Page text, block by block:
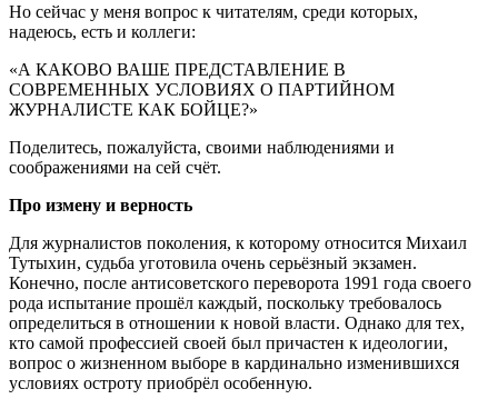
Но сейчас у меня вопрос к читателям, среди которых,
надеюсь, есть и коллеги:
«А КАКОВО ВАШЕ ПРЕДСТАВЛЕНИЕ В
СОВРЕМЕННЫХ УСЛОВИЯХ О ПАРТИЙНОМ
ЖУРНАЛИСТЕ КАК БОЙЦЕ?»
Поделитесь, пожалуйста, своими наблюдениями и
соображениями на сей счёт.
Про измену и верность
Для журналистов поколения, к которому относится Михаил
Тутыхин, судьба уготовила очень серьёзный экзамен.
Конечно, после антисоветского переворота 1991 года своего
рода испытание прошёл каждый, поскольку требовалось
определиться в отношении к новой власти. Однако для тех,
кто самой профессией своей был причастен к идеологии,
вопрос о жизненном выборе в кардинально изменившихся
условиях остроту приобрёл особенную.